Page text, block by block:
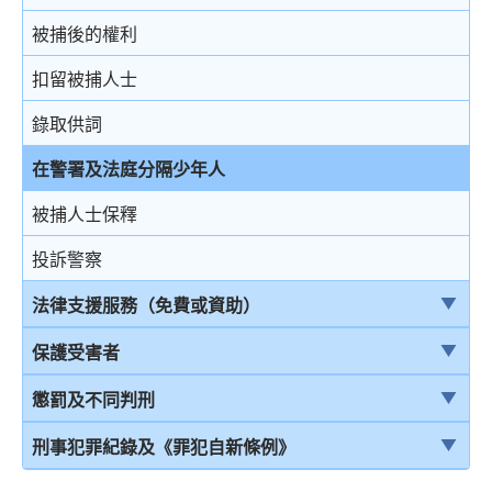
結案陳詞及裁決
由陪審團審訊
上訴
被捕後的權利
扣留被捕人士
錄取供詞
在警署及法庭分隔少年人
被捕人士保釋
投訴警察
法律支援服務（免費或資助）
簡介本港部分法律援助
刑事訴訟法律援助計劃
當值律師計劃
保護受害者
受害者的權利
兒童證人
懲罰及不同判刑
引言
刑事犯罪紀錄及《罪犯自新條例》